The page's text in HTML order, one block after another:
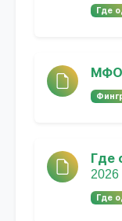
Где
МФО
Где
2026
Где